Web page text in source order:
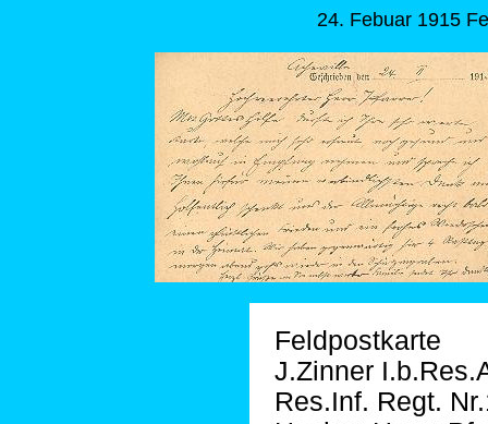
24. Febuar 1915
Feldpostkarte
J.Zinner
Res.Inf. Regt.